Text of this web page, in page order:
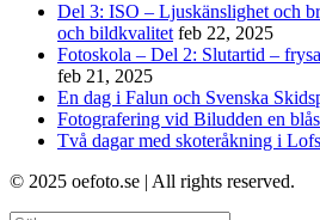
Del 3: ISO – Ljuskänslighet och
och bildkvalitet feb 22, 2025
Fotoskola – Del 2: Slutartid –
feb 21, 2025
En dag i Falun och Svenska
Fotografering vid Biludden en
Två dagar med skoteråkning i
© 2025 oefoto.se | All rights reserved.